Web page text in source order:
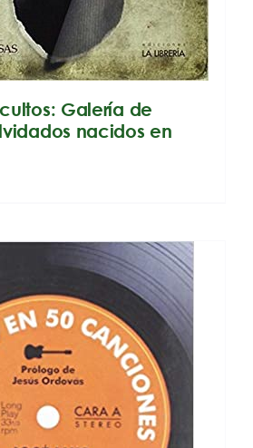
Galería de
nacidos en